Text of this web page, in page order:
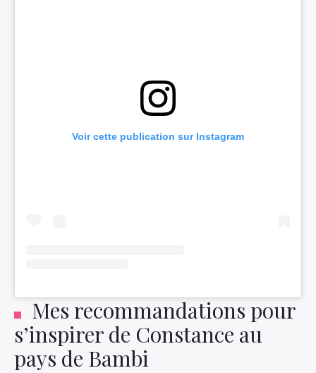
Voir cette publication sur Instagram
Mes recommandations pour
s’inspirer de Constance au
pays de Bambi